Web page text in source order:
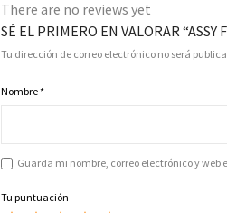
There are no reviews yet
SÉ EL PRIMERO EN VALORAR
Tu dirección de correo electrónico no será
Nombre*
Guarda mi nombre, correo electrónico y web
Tu puntuación